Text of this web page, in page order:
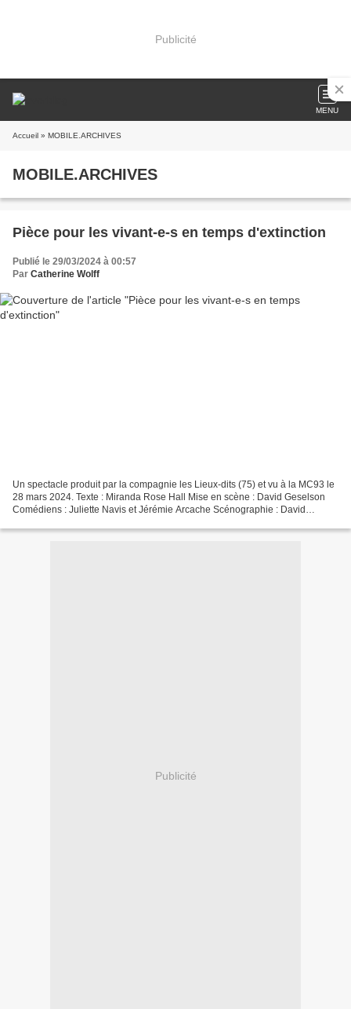
Publicité
MENU
Accueil » MOBILE.ARCHIVES
MOBILE.ARCHIVES
Pièce pour les vivant-e-s en temps d'extinction
Publié le 29/03/2024 à 00:57
Par Catherine Wolff
Un spectacle produit par la compagnie les Lieux-dits (75) et vu à la MC93 le
28 mars 2024. Texte : Miranda Rose Hall Mise en scène : David Geselson
Comédiens : Juliette Navis et Jérémie Arcache Scénographie : David
Publicité